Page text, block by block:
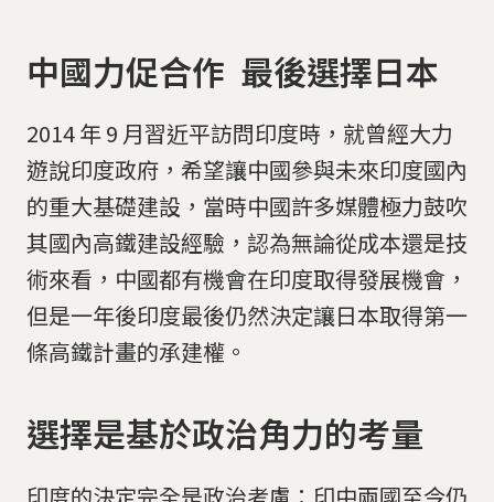
中國力促合作 最後選擇日本
2014 年 9 月習近平訪問印度時，就曾經大力
遊說印度政府，希望讓中國參與未來印度國內
的重大基礎建設，當時中國許多媒體極力鼓吹
其國內高鐵建設經驗，認為無論從成本還是技
術來看，中國都有機會在印度取得發展機會，
但是一年後印度最後仍然決定讓日本取得第一
條高鐵計畫的承建權。
選擇是基於政治角力的考量